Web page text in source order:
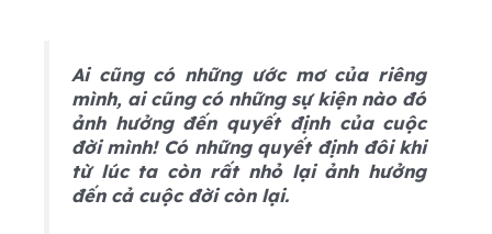
Ai cũng có những ước mơ của riêng
mình, ai cũng có những sự kiện nào đó
ảnh hưởng đến quyết định của cuộc
đời mình! Có những quyết định đôi khi
từ lúc ta còn rất nhỏ lại ảnh hưởng
đến cả cuộc đời còn lại.